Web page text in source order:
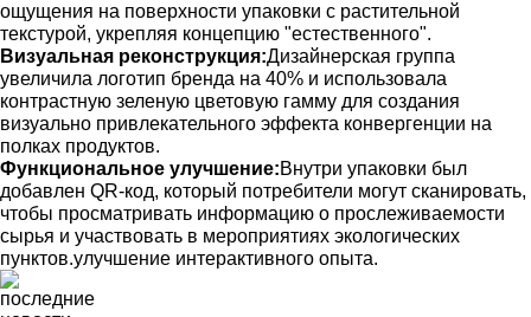
ощущения на поверхности упаковки с растительной
текстурой, укрепляя концепцию "естественного".
Визуальная реконструкция:Дизайнерская группа
увеличила логотип бренда на 40% и использовала
контрастную зеленую цветовую гамму для создания
визуально привлекательного эффекта конвергенции на
полках продуктов.
Функциональное улучшение:Внутри упаковки был
добавлен QR-код, который потребители могут сканировать,
чтобы просматривать информацию о прослеживаемости
сырья и участвовать в мероприятиях экологических
пунктов.улучшение интерактивного опыта.